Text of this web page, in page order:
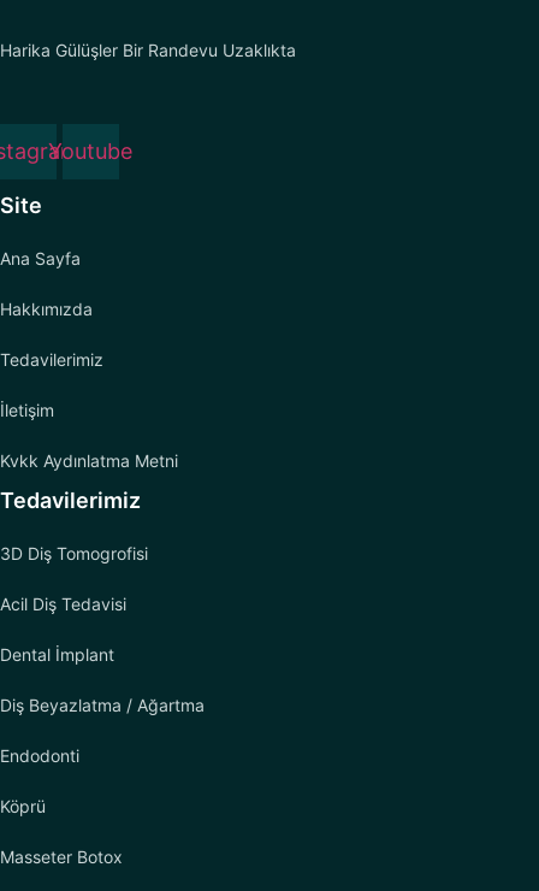
Harika Gülüşler Bir Randevu Uzaklıkta
Youtube
Site
Ana Sayfa
Hakkımızda
Tedavilerimiz
İletişim
Kvkk Aydınlatma Metni
Tedavilerimiz
3D Diş Tomogrofisi
Acil Diş Tedavisi
Dental İmplant
Diş Beyazlatma / Ağartma
Endodonti
Köprü
Masseter Botox